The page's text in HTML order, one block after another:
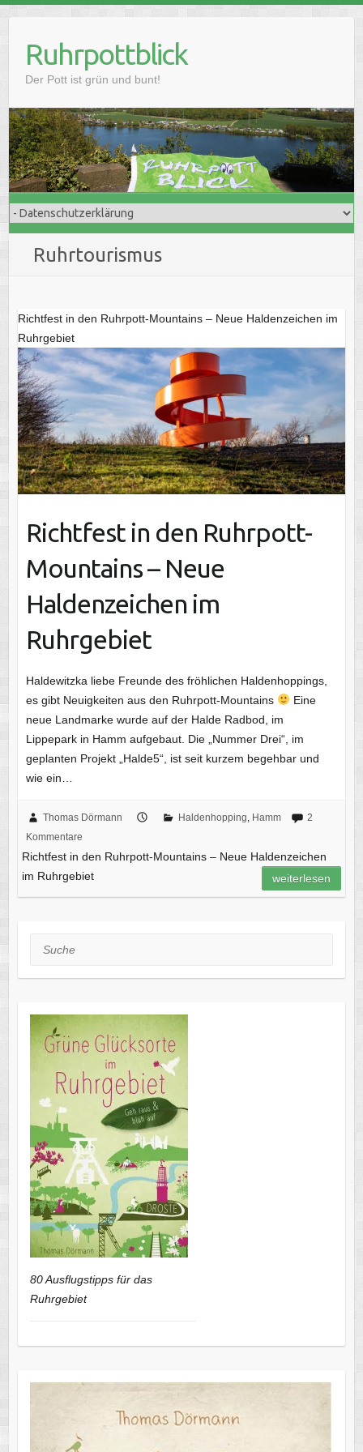
contentRuhrpottblick
Der Pott ist grün und bunt!
Ruhrtourismus
Richtfest in den Ruhrpott-Mountains – Neue Haldenzeichen im
Ruhrgebiet
Richtfest in den Ruhrpott-
Mountains – Neue
Haldenzeichen im
Ruhrgebiet
Haldewitzka liebe Freunde des fröhlichen Haldenhoppings,
es gibt Neuigkeiten aus den Ruhrpott-Mountains
Eine
neue Landmarke wurde auf der Halde Radbod, im
Lippepark in Hamm aufgebaut. Die „Nummer Drei“, im
geplanten Projekt „Halde5“, ist seit kurzem begehbar und
wie ein…
Thomas Dörmann Haldenhopping Hamm
2
Kommentare
Richtfest in den Ruhrpott-Mountains – Neue Haldenzeichen
im Ruhrgebiet
weiterlesen
Suche
80 Ausflugstipps für das
Ruhrgebiet